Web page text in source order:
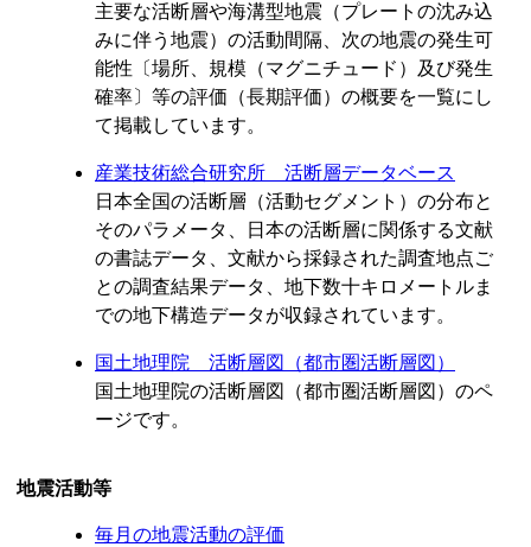
主要な活断層や海溝型地震（プレートの沈み込
みに伴う地震）の活動間隔、次の地震の発生可
能性〔場所、規模（マグニチュード）及び発生
確率〕等の評価（長期評価）の概要を一覧にし
て掲載しています。
産業技術総合研究所 活断層データベース
日本全国の活断層（活動セグメント）の分布と
そのパラメータ、日本の活断層に関係する文献
の書誌データ、文献から採録された調査地点ご
との調査結果データ、地下数十キロメートルま
での地下構造データが収録されています。
国土地理院 活断層図（都市圏活断層図）
国土地理院の活断層図（都市圏活断層図）のペ
ージです。
震活動等
毎月の地震活動の評価